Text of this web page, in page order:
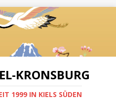
KRONSBURG
1999 IN KIELS SÜDEN